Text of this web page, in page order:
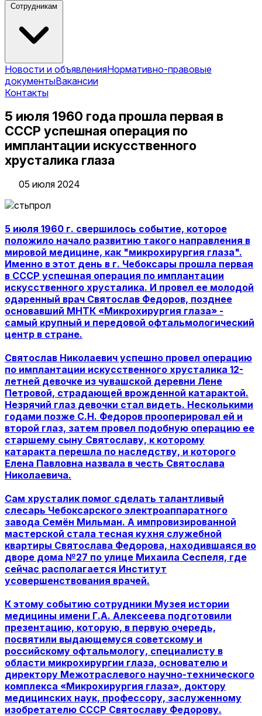
Сотрудникам
Новости и объявленияНормативно-правовые
документыВакансии
Контакты
5 июля 1960 года прошла первая в
СССР успешная операция по
имплантации искусственного
хрусталика глаза
05 июля 2024
5 июля 1960 г. свершилось событие, которое
положило начало развитию такого направления в
мировой медицине, как "микрохирургия глаза".
Именно в этот день в г. Чебоксары прошла первая
в СССР успешная операция по имплантации
искусственного хрусталика. И провел ее молодой
одаренный врач Святослав Федоров, позднее
основавший МНТК «Микрохирургия глаза» -
самый крупный и передовой офтальмологический
центр в стране.
Святослав Николаевич успешно провел операцию
по имплантации искусственного хрусталика 12-
летней девочке из чувашской деревни Лене
Петровой, страдающей врожденной катарактой.
Незрячий глаз девочки стал видеть. Несколькими
годами позже С.Н. Федоров прооперировал ей и
второй глаз, затем провел подобную операцию ее
старшему сыну Святославу, к которому
катаракта перешла по наследству, и которого
Елена Павловна назвала в честь Святослава
Николаевича.
Сам хрусталик помог сделать талантливый
слесарь Чебоксарского электроаппаратного
завода Семён Мильман. А импровизированной
мастерской стала тесная кухня служебной
квартиры Святослава Федорова, находившаяся во
дворе дома №27 по улице Михаила Сеспеля, где
сейчас располагается Институт
усовершенствования врачей.
К этому событию сотрудники Музея истории
медицины имени Г.А. Алексеева подготовили
презентацию, которую, в первую очередь,
посвятили выдающемуся советскому и
российскому офтальмологу, специалисту в
области микрохирургии глаза, основателю и
директору Межотраслевого научно-технического
комплекса «Микрохирургия глаза», доктору
медицинских наук, профессору, заслуженному
изобретателю СССР Святославу Федорову.